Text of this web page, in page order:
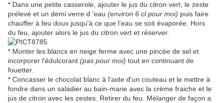
* Dans une petite casserole, ajouter le jus du citron vert, le zeste
prélevé et un demi verre d 'eau (environ 6 cl pour moi) puis faire
chauffer à feu doux jusqu'à ce que l'eau se soit évaporée. Hors
du feu, ajouter alors le jus du citron vert et réserver.
* Monter les blancs en neige ferme avec une pincée de sel et
incorporer l'édulcorant (pas pour moi) tout en continuant de
fouetter.
* Concasser le chocolat blanc à l'aide d'un couteau et le mettre à
fondre dans un saladier au bain-marie avec la crème fraiche et le
jus de citron avec les zestes. Retirer du feu. Mélanger de façon a